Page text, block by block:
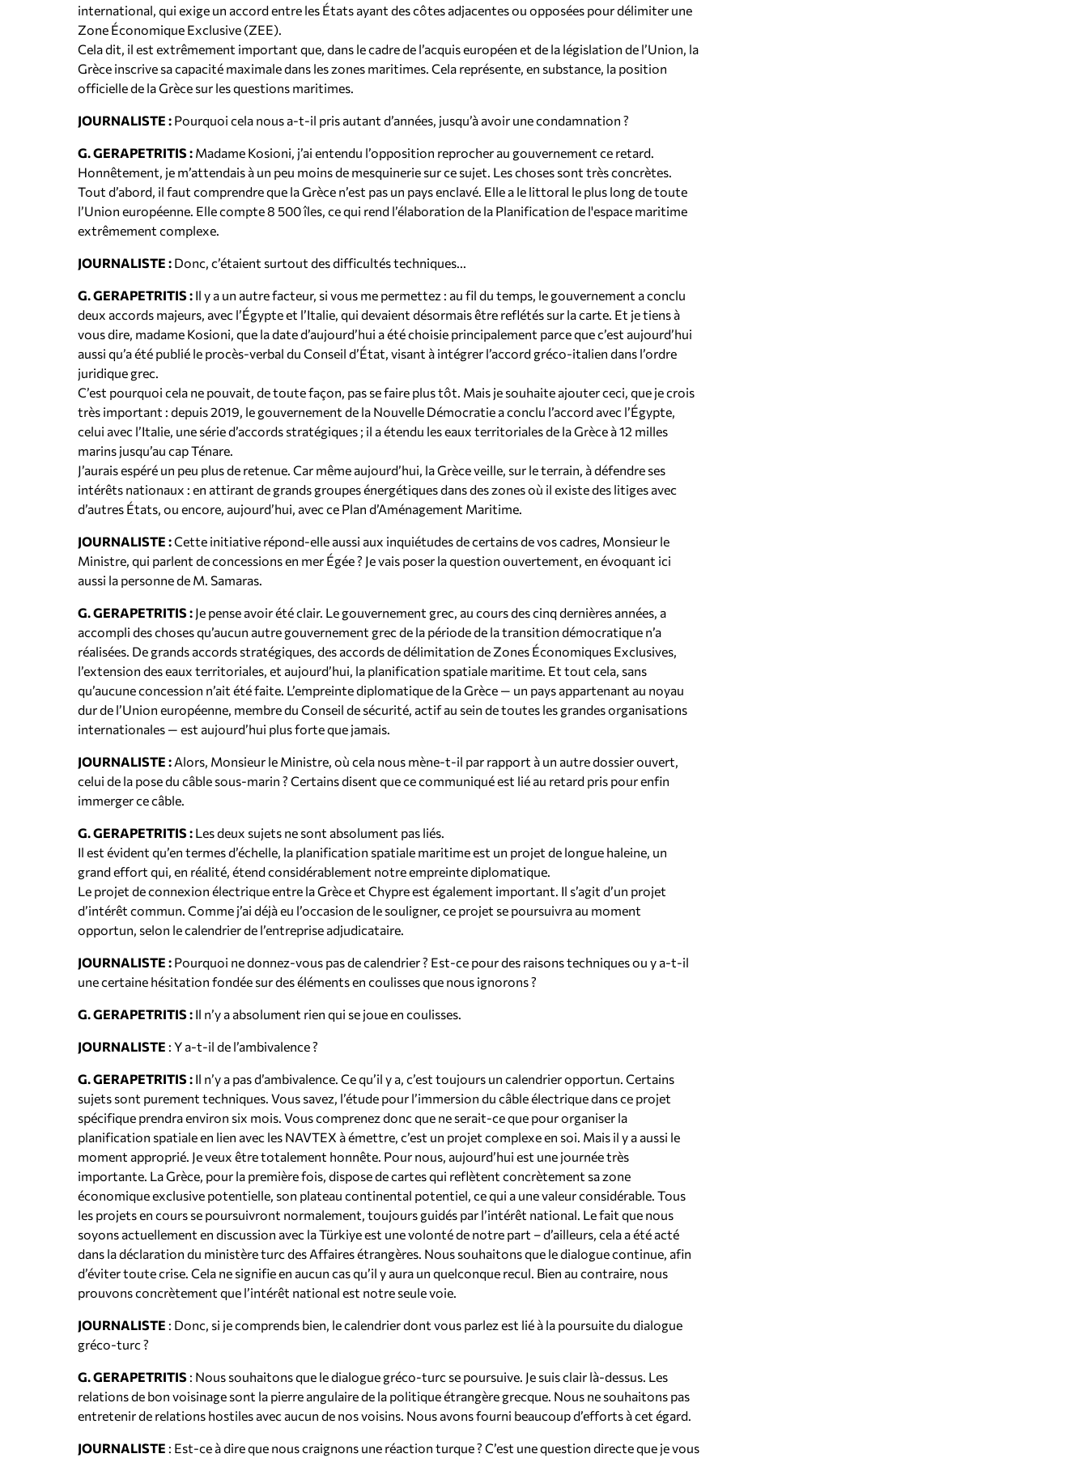
international, qui exige un accord entre les États ayant des côtes adjacentes ou opposées pour délimiter une
Zone Économique Exclusive (ZEE).
Cela dit, il est extrêmement important que, dans le cadre de l’acquis européen et de la législation de l’Union, la
Grèce inscrive sa capacité maximale dans les zones maritimes. Cela représente, en substance, la position
officielle de la Grèce sur les questions maritimes.
JOURNALISTE : Pourquoi cela nous a-t-il pris autant d’années, jusqu’à avoir une condamnation ?
G. GERAPETRITIS : Madame Kosioni, j’ai entendu l’opposition reprocher au gouvernement ce retard.
Honnêtement, je m’attendais à un peu moins de mesquinerie sur ce sujet. Les choses sont très concrètes.
Tout d’abord, il faut comprendre que la Grèce n’est pas un pays enclavé. Elle a le littoral le plus long de toute
l’Union européenne. Elle compte 8 500 îles, ce qui rend l’élaboration de la Planification de l'espace maritime
extrêmement complexe.
JOURNALISTE : Donc, c’étaient surtout des difficultés techniques...
G. GERAPETRITIS : Il y a un autre facteur, si vous me permettez : au fil du temps, le gouvernement a conclu
deux accords majeurs, avec l’Égypte et l’Italie, qui devaient désormais être reflétés sur la carte. Et je tiens à
vous dire, madame Kosioni, que la date d’aujourd’hui a été choisie principalement parce que c’est aujourd’hui
aussi qu’a été publié le procès-verbal du Conseil d’État, visant à intégrer l’accord gréco-italien dans l’ordre
juridique grec.
C’est pourquoi cela ne pouvait, de toute façon, pas se faire plus tôt. Mais je souhaite ajouter ceci, que je crois
très important : depuis 2019, le gouvernement de la Nouvelle Démocratie a conclu l’accord avec l’Égypte,
celui avec l’Italie, une série d’accords stratégiques ; il a étendu les eaux territoriales de la Grèce à 12 milles
marins jusqu’au cap Ténare.
J’aurais espéré un peu plus de retenue. Car même aujourd’hui, la Grèce veille, sur le terrain, à défendre ses
intérêts nationaux : en attirant de grands groupes énergétiques dans des zones où il existe des litiges avec
d’autres États, ou encore, aujourd’hui, avec ce Plan d’Aménagement Maritime.
JOURNALISTE :Cette initiative répond-elle aussi aux inquiétudes de certains de vos cadres, Monsieur le
Ministre, qui parlent de concessions en mer Égée ? Je vais poser la question ouvertement, en évoquant ici
aussi la personne de M. Samaras.
G. GERAPETRITIS : Je pense avoir été clair. Le gouvernement grec, au cours des cinq dernières années, a
accompli des choses qu’aucun autre gouvernement grec de la période de la transition démocratique n’a
réalisées. De grands accords stratégiques, des accords de délimitation de Zones Économiques Exclusives,
l’extension des eaux territoriales, et aujourd’hui, la planification spatiale maritime. Et tout cela, sans
qu’aucune concession n’ait été faite. L’empreinte diplomatique de la Grèce — un pays appartenant au noyau
dur de l’Union européenne, membre du Conseil de sécurité, actif au sein de toutes les grandes organisations
internationales — est aujourd’hui plus forte que jamais.
JOURNALISTE : Alors, Monsieur le Ministre, où cela nous mène-t-il par rapport à un autre dossier ouvert,
celui de la pose du câble sous-marin ? Certains disent que ce communiqué est lié au retard pris pour enfin
immerger ce câble.
G. GERAPETRITIS : Les deux sujets ne sont absolument pas liés.
Il est évident qu’en termes d’échelle, la planification spatiale maritime est un projet de longue haleine, un
grand effort qui, en réalité, étend considérablement notre empreinte diplomatique.
Le projet de connexion électrique entre la Grèce et Chypre est également important. Il s’agit d’un projet
d’intérêt commun. Comme j’ai déjà eu l’occasion de le souligner, ce projet se poursuivra au moment
opportun, selon le calendrier de l’entreprise adjudicataire.
JOURNALISTE : Pourquoi ne donnez-vous pas de calendrier ? Est-ce pour des raisons techniques ou y a-t-il
une certaine hésitation fondée sur des éléments en coulisses que nous ignorons ?
G. GERAPETRITIS : Il n’y a absolument rien qui se joue en coulisses.
JOURNALISTE : Y a-t-il de l’ambivalence ?
G. GERAPETRITIS : Il n’y a pas d’ambivalence. Ce qu’il y a, c’est toujours un calendrier opportun. Certains
sujets sont purement techniques. Vous savez, l’étude pour l’immersion du câble électrique dans ce projet
spécifique prendra environ six mois. Vous comprenez donc que ne serait-ce que pour organiser la
planification spatiale en lien avec les NAVTEX à émettre, c’est un projet complexe en soi. Mais il y a aussi le
moment approprié. Je veux être totalement honnête. Pour nous, aujourd’hui est une journée très
importante. La Grèce, pour la première fois, dispose de cartes qui reflètent concrètement sa zone
économique exclusive potentielle, son plateau continental potentiel, ce qui a une valeur considérable. Tous
les projets en cours se poursuivront normalement, toujours guidés par l’intérêt national. Le fait que nous
soyons actuellement en discussion avec la Türkiye est une volonté de notre part – d’ailleurs, cela a été acté
dans la déclaration du ministère turc des Affaires étrangères. Nous souhaitons que le dialogue continue, afin
d’éviter toute crise. Cela ne signifie en aucun cas qu’il y aura un quelconque recul. Bien au contraire, nous
prouvons concrètement que l’intérêt national est notre seule voie.
JOURNALISTE : Donc, si je comprends bien, le calendrier dont vous parlez est lié à la poursuite du dialogue
gréco-turc ?
G. GERAPETRITIS : Nous souhaitons que le dialogue gréco-turc se poursuive. Je suis clair là-dessus. Les
relations de bon voisinage sont la pierre angulaire de la politique étrangère grecque. Nous ne souhaitons pas
entretenir de relations hostiles avec aucun de nos voisins. Nous avons fourni beaucoup d’efforts à cet égard.
JOURNALISTE : Est-ce à dire que nous craignons une réaction turque ? C’est une question directe que je vous